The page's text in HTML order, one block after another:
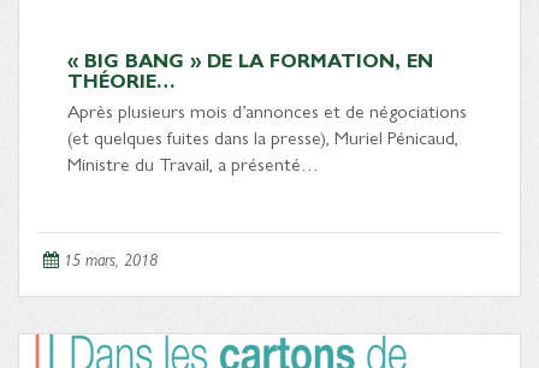
« BIG BANG » DE LA FORMATION, EN
THÉORIE…
Après plusieurs mois d’annonces et de négociations
(et quelques fuites dans la presse), Muriel Pénicaud,
Ministre du Travail, a présenté…
15 mars, 2018